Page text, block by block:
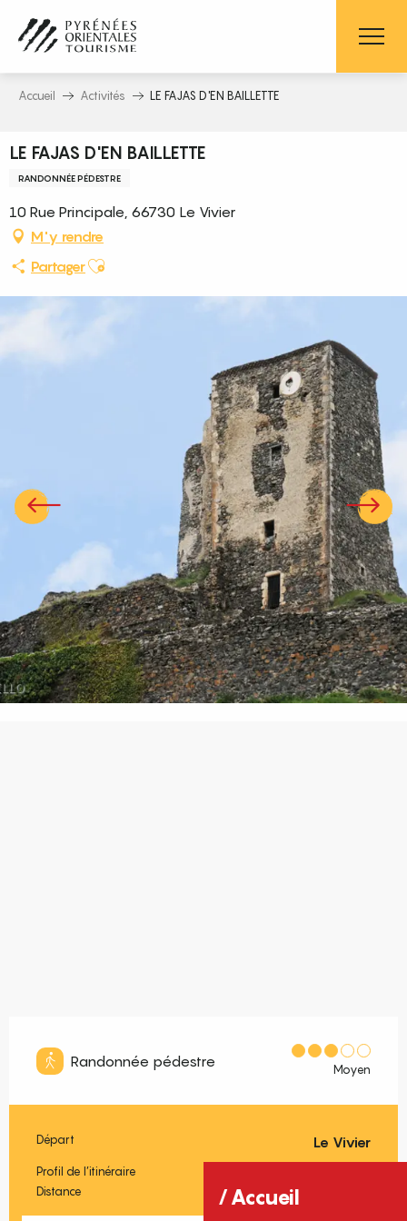
contenu
principal
Accueil
Accueil Activités LE FAJAS D'EN BAILLETTE
LE FAJAS D'EN BAILLETTE
RANDONNÉE PÉDESTRE
10 Rue Principale, 66730 Le Vivier
M'y rendre
PartagerAjouter aux favoris
Randonnée pédestre Moyen
Informations pratiques
Départ Le Vivier
Profil de l’itinéraire
Distance